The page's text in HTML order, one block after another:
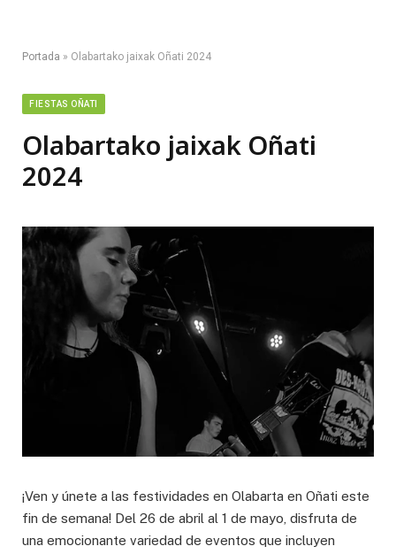
Portada » Olabartako jaixak Oñati 2024
FIESTAS OÑATI
Olabartako jaixak Oñati
2024
¡Ven y únete a las festividades en Olabarta en Oñati este
fin de semana! Del 26 de abril al 1 de mayo, disfruta de
una emocionante variedad de eventos que incluyen